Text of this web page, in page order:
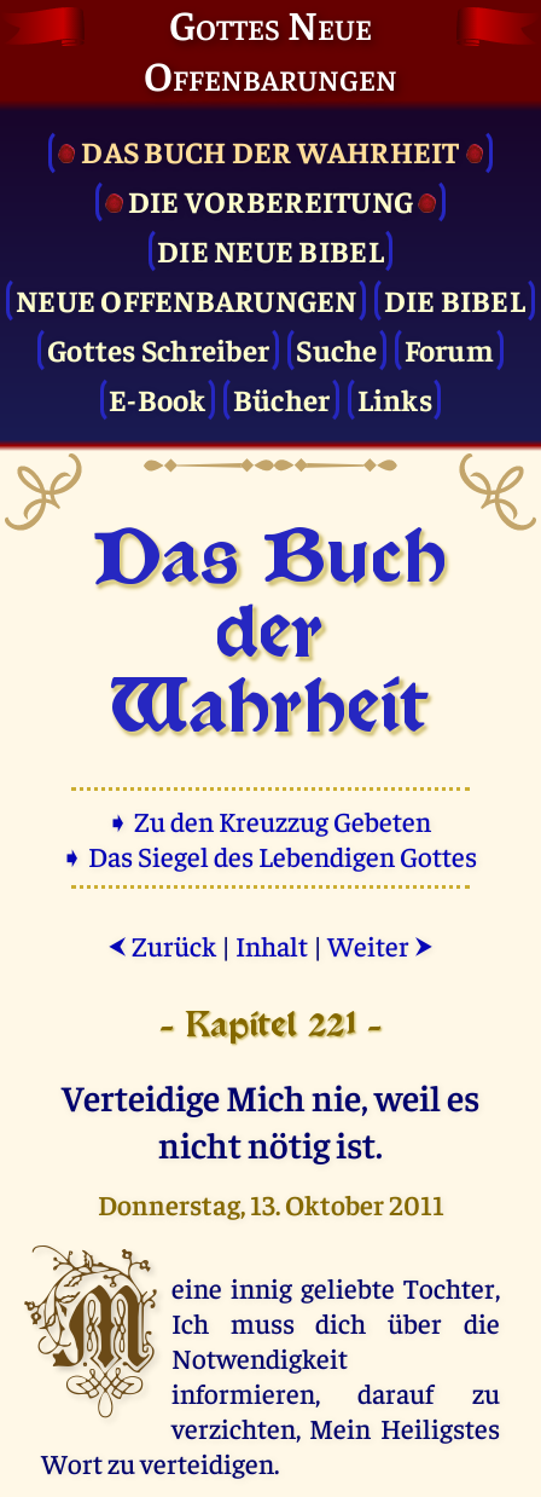
Gottes Neue
Offenbarungen
DAS BUCH DER WAHRHEIT
DIE VOR­BEREITUNG
DIE NEUE BIBEL
NEUE OFFENBARUNGEN
DIE BIBEL
Gottes Schreiber
Suche
Forum
E-Book
Bücher Links
Das Buch
der
Wahrheit
➧ Zu den Kreuzzug Gebeten
➧ Das Siegel des Lebendigen Gottes
⮜ Zurück | Inhalt |Weiter ⮞
- Kapitel 221 -
Verteidige Mich nie, weil es
nicht nötig ist.
Donnerstag, 13. Oktober 2011
M eine innig geliebte Tochter,
Ich muss dich über die
Notwendigkeit
informieren, darauf zu
verzichten, Mein Heiligstes
Wort zu verteidigen.